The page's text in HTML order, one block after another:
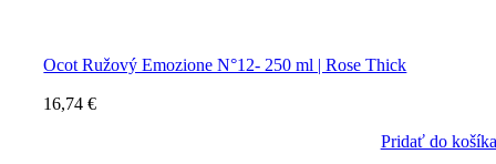
Ocot Ružový Emozione N°12- 250 ml | Rose Thick
16,74€
Pridať do košíka